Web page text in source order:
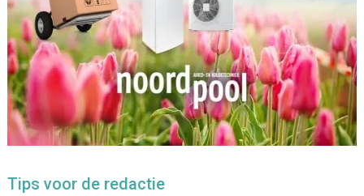
Tips voor de redactie